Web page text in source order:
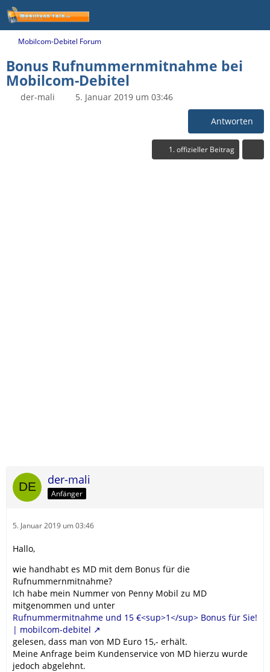
Mobilcom-Debitel Forum
Bonus Rufnummernmitnahme bei
Mobilcom-Debitel
der-mali 5. Januar 2019 um 03:46
Antworten
1. offizieller Beitrag
der-mali
Anfänger
5. Januar 2019 um 03:46
Hallo,
wie handhabt es MD mit dem Bonus für die
Rufnummernmitnahme?
Ich habe mein Nummer von Penny Mobil zu MD
mitgenommen und unter
Rufnummermitnahme und 15 €<sup>1</sup> Bonus für Sie!
| mobilcom-debitel
gelesen, dass man von MD Euro 15,- erhält.
Meine Anfrage beim Kundenservice von MD hierzu wurde
jedoch abgelehnt.